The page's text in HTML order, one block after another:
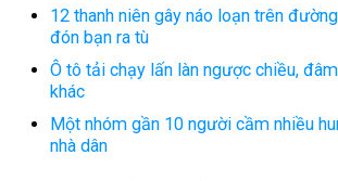
12 thanh niên gây náo loạn trên
đón bạn ra tù
Ô tô tải chạy lấn làn ngược chiều,
khác
Một nhóm gần 10 người cầm nhiều
nhà dân